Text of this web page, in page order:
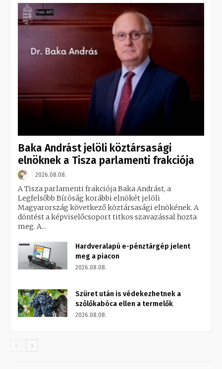
Baka Andrást jelöli köztársasági
elnöknek a Tisza parlamenti frakciója
2026.08.08.
A Tisza parlamenti frakciója Baka Andrást, a
Legfelsőbb Bíróság korábbi elnökét jelöli
Magyarország következő köztársasági elnökének. A
döntést a képviselőcsoport titkos szavazással hozta
meg. A...
Hardveralapú e-pénztárgép jelent
meg a piacon
2026.08.08.
Szüret után is védekezhetnek a
szőlőkabóca ellen a termelők
2026.08.08.